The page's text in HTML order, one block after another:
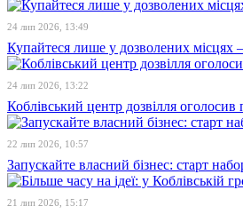
24 лип 2026, 13:49
Купайтеся лише у дозволених
24 лип 2026, 13:22
Коблівський центр дозвілля
22 лип 2026, 10:57
Запускайте власний бізнес: старт
21 лип 2026, 15:17